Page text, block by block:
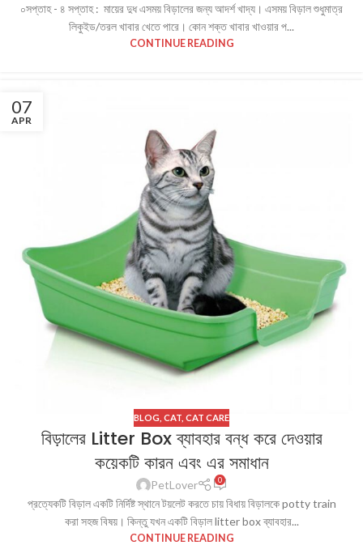
০সপ্তাহ - ৪ সপ্তাহ : মায়ের দুধ এসময় বিড়ালের জন্য আদর্শ খাদ্য। এসময় বিড়াল শুধুমাত্র
লিকুইড/তরল খাবার খেতে পারে। কোন শক্ত খাবার খাওয়ার প...
CONTINUE READING
07
APR
BLOG CAT CAT CARE
বিড়ালের Litter Box ব্যাবহার বন্ধ করে দেওয়ার
কয়েকটি কারন এবং এর সমাধান
PetLover 0
প্রত্যেকটি বিড়াল একটি নির্দিষ্ট স্থানে টয়লেট করতে চায় বিধায় বিড়ালকে potty train
করা সহজ বিষয়। কিন্তু যখন একটি বিড়াল litter box ব্যাবহার...
CONTINUE READING